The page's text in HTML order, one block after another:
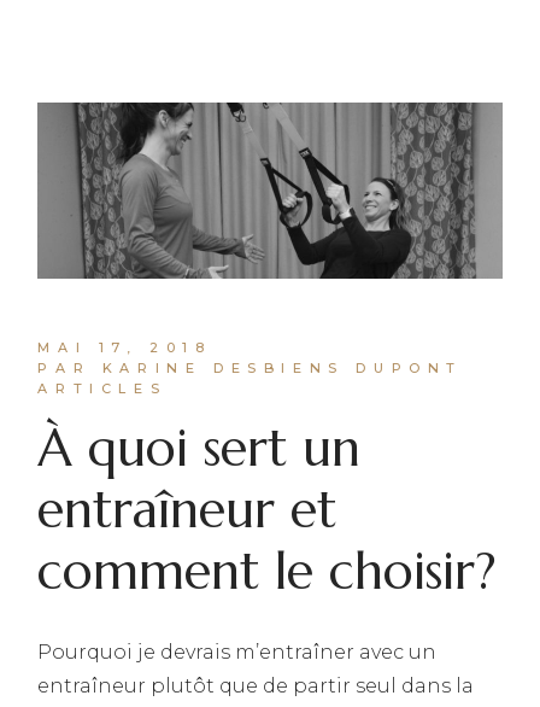
MAI 17, 2018
PAR KARINE DESBIENS DUPONT
ARTICLES
À quoi sert un
entraîneur et
comment le choisir?
Pourquoi je devrais m’entraîner avec un
entraîneur plutôt que de partir seul dans la